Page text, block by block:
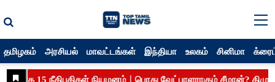
தமிழகம் அரசியல் மாவட்டங்கள் இந்தியா உலகம் சினிமா